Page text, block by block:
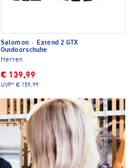
Salomon · Extend 2 GTX
Outdoorschuhe
Herren
€ 139,99
UVP* € 159,99